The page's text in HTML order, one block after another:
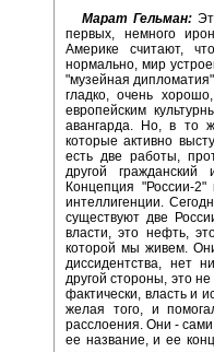
Марат Гельман:
первых, немного
Америке считают,
нормально, мир
"музейная
гладко, очень
европейским
авангарда. Но, в то
которые активно
есть две работы,
другой
Концепция "России-
интеллигенции.
существуют две
власти, это нефть,
которой мы живем.
диссидентства, нет
другой стороны, это
фактически, власть и
желая того, и
расслоения. Они -
ее название, и ее